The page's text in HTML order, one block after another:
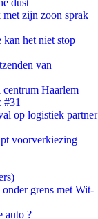
dust
zijn zoon sprak
het niet stop
van
Haarlem
#31
op logistiek partner
voorverkiezing
grens met Wit-
auto ?